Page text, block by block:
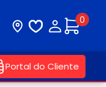
Visite nossa loja
Lista deMinha
0
Portal do Cliente